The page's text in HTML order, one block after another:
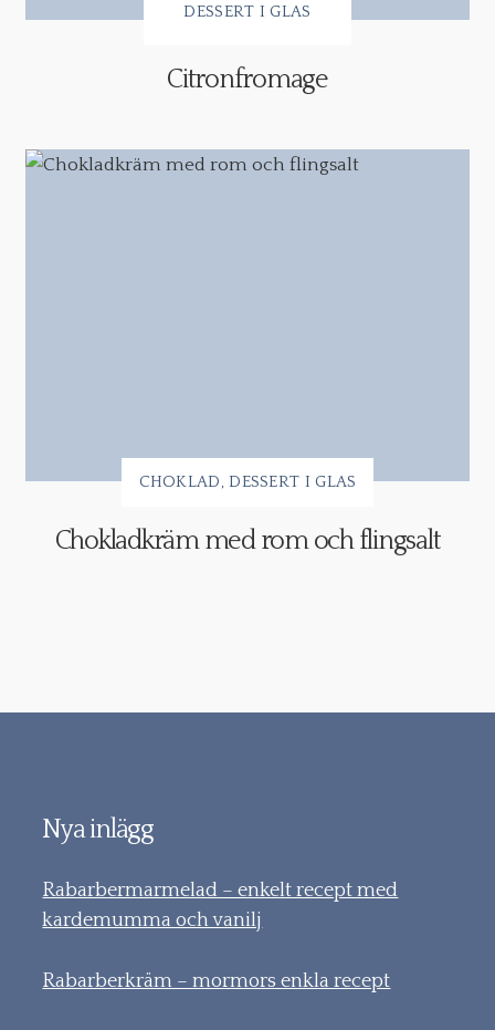
DESSERT I GLAS
Citronfromage
CHOKLAD DESSERT I GLAS
Chokladkräm med rom och flingsalt
Nya inlägg
Rabarbermarmelad – enkelt recept med
kardemumma och vanilj
Rabarberkräm – mormors enkla recept